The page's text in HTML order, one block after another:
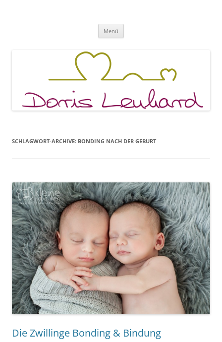
Menü
SCHLAGWORT-ARCHIVE: BONDING NACH DER GEBURT
Die Zwillinge Bonding & Bindung